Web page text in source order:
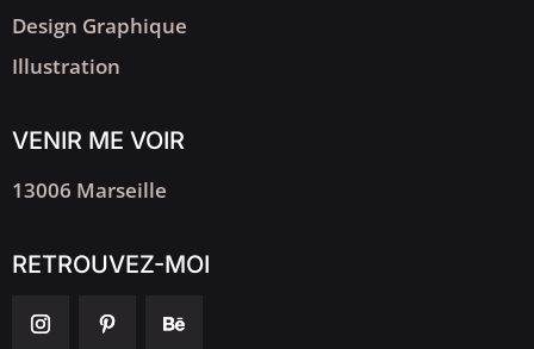
Design Graphique
Illustration
VENIR ME VOIR
13006 Marseille
RETROUVEZ-MOI